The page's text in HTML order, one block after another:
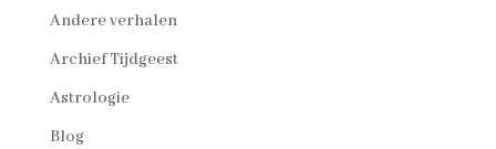
Andere verhalen
Archief Tijdgeest
Astrologie
Blog